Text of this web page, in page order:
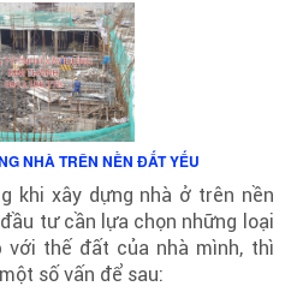
NHÀ TRÊN NỀN ĐẤT YẾU
khi xây dựng nhà ở trên nền
tư cần lựa chọn những loại
với thế đất của nhà mình, thì
số vấn để sau: